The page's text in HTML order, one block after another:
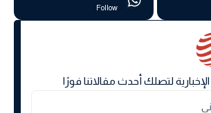
Follow
لتصلك أحدث مقالاتنا فورًا